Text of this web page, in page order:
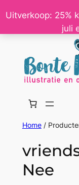
Uitverkoop: 25%
juli
Ga
de
Home/
Nee